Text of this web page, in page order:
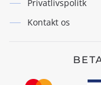
Privatlivspolitk
Kontakt os